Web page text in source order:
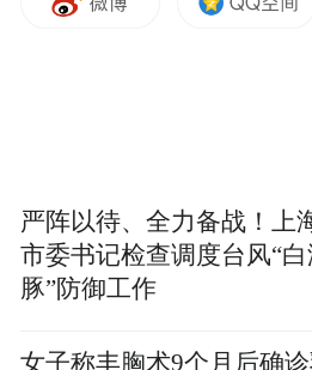
严阵以待、全力备战！上
市委书记检查调度台风“
豚”防御工作
女子称丰胸术9个月后确